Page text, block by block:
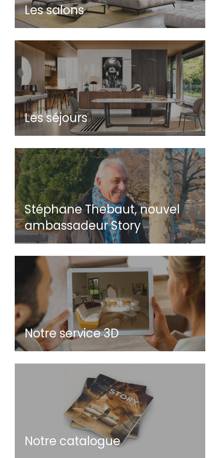
Les salons
Les séjours
Stéphane Thebaut, nouvel
ambassadeur Story
Notre service 3D
Notre catalogue